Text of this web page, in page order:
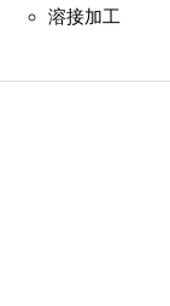
溶接加工